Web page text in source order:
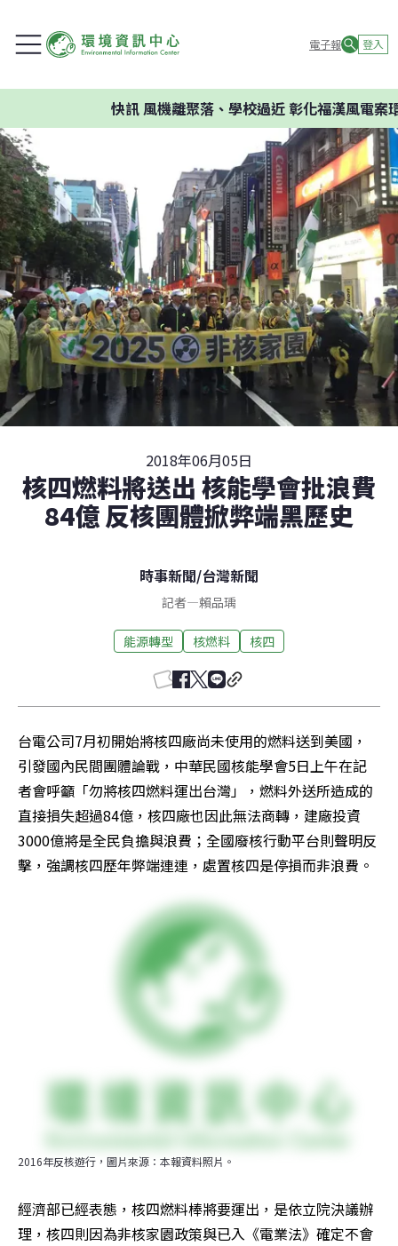
電子報 登入
風機離聚落、學校過近 彰化福漢風電案環委
2018年06月05日
核四燃料將送出 核能學會批浪費
84億 反核團體掀弊端黑歷史
時事新聞/台灣新聞
記者—賴品瑀
能源轉型 核燃料 核四
台電公司7月初開始將核四廠尚未使用的燃料送到美國，
引發國內民間團體論戰，中華民國核能學會5日上午在記
者會呼籲「勿將核四燃料運出台灣」，燃料外送所造成的
直接損失超過84億，核四廠也因此無法商轉，建廠投資
3000億將是全民負擔與浪費；全國廢核行動平台則聲明反
擊，強調核四歷年弊端連連，處置核四是停損而非浪費。
2016年反核遊行，圖片來源：本報資料照片。
經濟部已經表態，核四燃料棒將要運出，是依立院決議辦
理，核四則因為非核家園政策與已入《電業法》確定不會